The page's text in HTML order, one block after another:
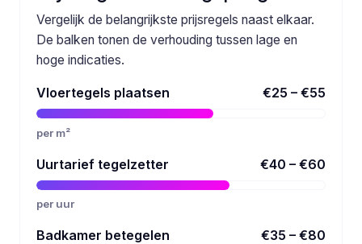
Vergelijk de belangrijkste prijsregels naast elkaar.
De balken tonen de verhouding tussen lage en
hoge indicaties.
Vloertegels plaatsen €25 – €55
per m²
Uurtarief tegelzetter €40 – €60
per uur
Badkamer betegelen €35 – €80